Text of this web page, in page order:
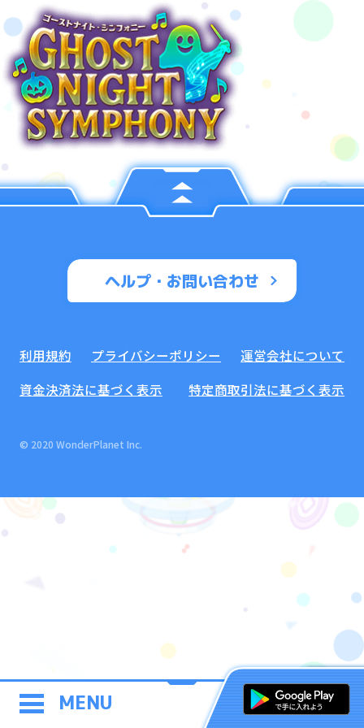
MENU
ヘルプ・お問い合わせ
利用規約 プライバシーポリシー
運営会社について
資金決済法に基づく表示
特定商取引法に基づく表示
© 2020 WonderPlanet Inc.